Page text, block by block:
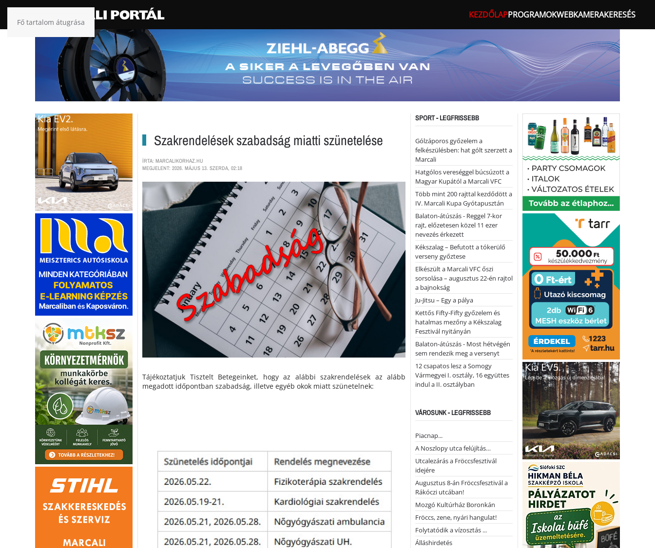
Fő tartalom átugrása
KEZDŐLAPPROGRAMOKWEBKAMERAKERESÉS
Szakrendelések szabadság miatti szünetelése
ÍRTA: MARCALIKORHAZ.HU
MEGJELENT: 2026. MÁJUS 13. SZERDA, 02:18
Tájékoztatjuk Tisztelt Betegeinket, hogy az alábbi szakrendelések az alább
megadott időpontban szabadság, illetve egyéb okok miatt szünetelnek:
SPORT - LEGFRISSEBB
Gólzáporos győzelem a
felkészülésben: hat gólt szerzett a
Marcali
Hatgólos vereséggel búcsúzott a
Magyar Kupától a Marcali VFC
Több mint 200 rajttal kezdődött a
IV. Marcali Kupa Gyótapusztán
Balaton-átúszás - Reggel 7-kor
rajt, előzetesen közel 11 ezer
nevezés érkezett
Kékszalag – Befutott a tókerülő
verseny győztese
Elkészült a Marcali VFC őszi
sorsolása – augusztus 22-én rajtol
a bajnokság
Ju-Jitsu – Egy a pálya
Kettős Fifty-Fifty győzelem és
hatalmas mezőny a Kékszalag
Fesztivál nyitányán
Balaton-átúszás - Most hétvégén
sem rendezik meg a versenyt
12 csapatos lesz a Somogy
Vármegyei I. osztály, 16 együttes
indul a II. osztályban
VÁROSUNK - LEGFRISSEBB
Piacnap...
A Noszlopy utca felújítás…
Utcalezárás a Fröccsfesztivál
idejére
Augusztus 8-án Fröccsfesztivál a
Rákóczi utcában!
Mozgó Kultúrház Boronkán
Fröccs, zene, nyári hangulat!
Folytatódik a vízosztás ...
Álláshirdetés